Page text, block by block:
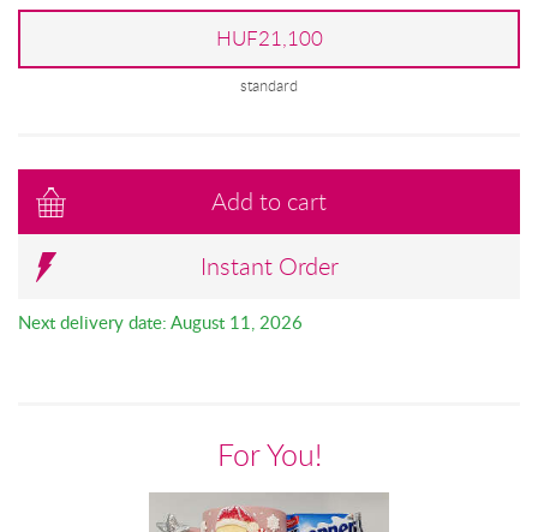
HUF21,100
standard
Add to cart
Instant Order
Next delivery date: August 11, 2026
For You!